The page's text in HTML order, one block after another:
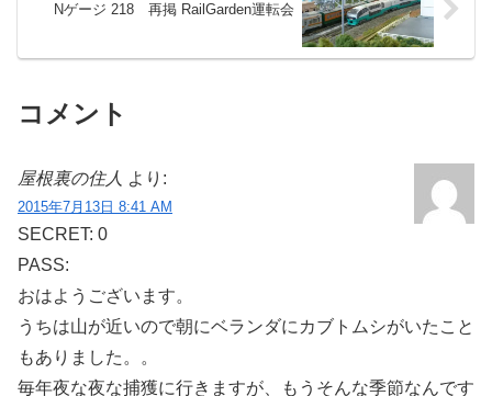
Nゲージ 218 再掲 RailGarden運転会
コメント
屋根裏の住人 より:
2015年7月13日 8:41 AM
SECRET: 0
PASS:
おはようございます。
うちは山が近いので朝にベランダにカブトムシがいたこと
もありました。。
毎年夜な夜な捕獲に行きますが、もうそんな季節なんです